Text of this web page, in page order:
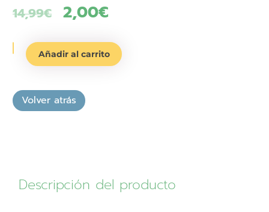
14,99€
El
original
14,99€.
2,00€
actual
Máscara
para
pelo
naranja
Añadir al carrito
Descripción del producto